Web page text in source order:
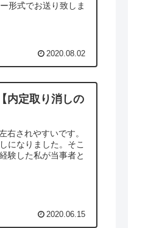
形式でお送り致しま
2020.08.02
内定取り消しの
右されやすいです。
になりました。そこ
験した私が当事者と
2020.06.15